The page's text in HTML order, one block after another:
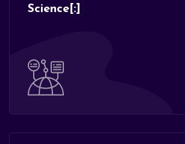
Science[:]